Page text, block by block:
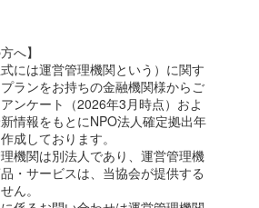
へ】
には運営管理機関という）に関す
ランをお持ちの金融機関様からご
ンケート（2026年3月時点）およ
情報をもとにNPO法人確定拠出年
成しております。
機関は別法人であり、運営管理機
・サービスは、当協会が提供する
ん。